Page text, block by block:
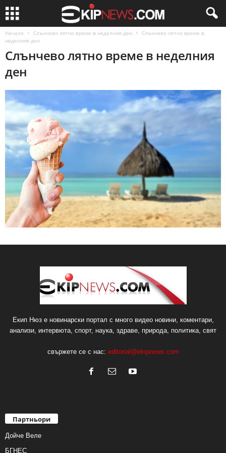
Начало Слънчево лятно време в неделния ден
Слънчево лятно време в
неделния ден
Слънчево лятно време в неделния
ден
Екип Нюз е новинарски портал с много видео новини, коментари,
анализи, интервюта, спорт, наука, здраве, природа, политика, свят
свържете се с нас: editorial@ekipnews.com
Партньори
Дойче Веле
БГНЕС